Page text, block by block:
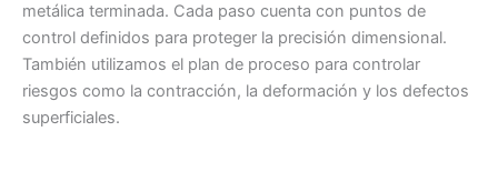
metálica terminada. Cada paso cuenta con puntos de
control definidos para proteger la precisión dimensional.
También utilizamos el plan de proceso para controlar
riesgos como la contracción, la deformación y los defectos
superficiales.